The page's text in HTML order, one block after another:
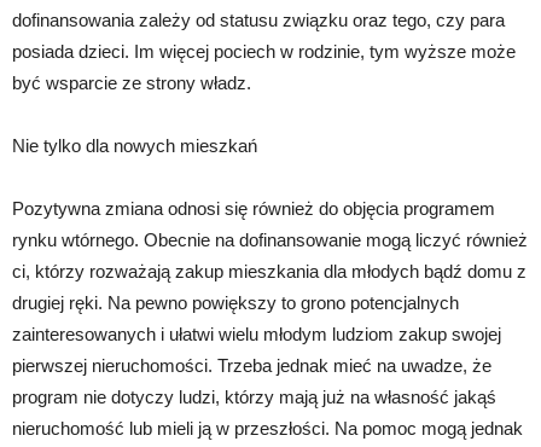
dofinansowania zależy od statusu związku oraz tego, czy para
posiada dzieci. Im więcej pociech w rodzinie, tym wyższe może
być wsparcie ze strony władz.
Nie tylko dla nowych mieszkań
Pozytywna zmiana odnosi się również do objęcia programem
rynku wtórnego. Obecnie na dofinansowanie mogą liczyć również
ci, którzy rozważają zakup mieszkania dla młodych bądź domu z
drugiej ręki. Na pewno powiększy to grono potencjalnych
zainteresowanych i ułatwi wielu młodym ludziom zakup swojej
pierwszej nieruchomości. Trzeba jednak mieć na uwadze, że
program nie dotyczy ludzi, którzy mają już na własność jakąś
nieruchomość lub mieli ją w przeszłości. Na pomoc mogą jednak